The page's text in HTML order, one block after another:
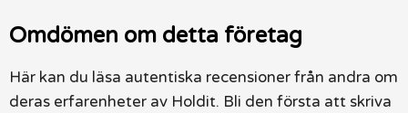
Omdömen om detta företag
Här kan du läsa autentiska recensioner från andra om
deras erfarenheter av Holdit. Bli den första att skriva